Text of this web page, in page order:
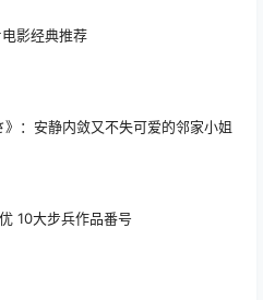
影经典推荐
》：安静内敛又不失可爱的邻家小姐
10大步兵作品番号